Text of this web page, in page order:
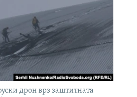
дрон врз заштитната